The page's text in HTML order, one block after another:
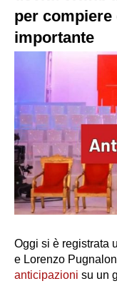
per
importante
Oggi si è registrata
e Lorenzo
anticipazioni su un